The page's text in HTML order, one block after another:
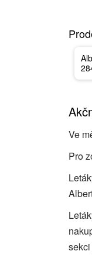
Ve
Pro
sekci